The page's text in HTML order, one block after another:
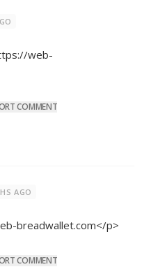
web-
COMMENT
AGO
breadwallet.com</p>
COMMENT